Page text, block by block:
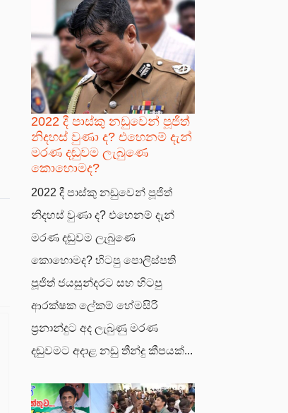
2022 දී පාස්කු නඩුවෙන් පූජිත්
නිදහස් වුණා ද? එහෙනම් දැන්
මරණ දඬුවම ලැබුණෙ
කොහොමද?
2022 දී පාස්කු නඩුවෙන් පූජිත්
නිදහස් වුණා ද? එහෙනම් දැන්
මරණ දඬුවම ලැබුණෙ
කොහොමද? හිටපු පොලිස්පති
පූජිත් ජයසුන්දරට සහ හිටපු
ආරක්ෂක ලේකම් හේමසිරි
ප්‍රනාන්දුට අද ලැබුණු මරණ
දඬුවමට අදාළ නඩු තීන්දු කීපයක්...